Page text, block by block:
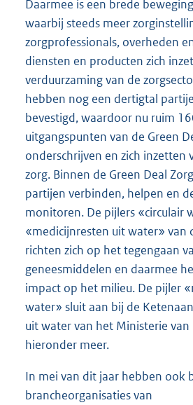
Daarmee is een brede
waarbij steeds meer
zorgprofessionals, overheden
diensten en producten zich
verduurzaming van de
hebben nog een dertigtal
bevestigd, waardoor nu ruim
uitgangspunten van de Green
onderschrijven en zich inzetten
zorg. Binnen de Green Deal
partijen verbinden, helpen en
monitoren. De pijlers «circulair
«medicijnresten uit water» van
richten zich op het tegengaan
geneesmiddelen en daarmee
impact op het milieu. De pijler
water» sluit aan bij de
uit water van het Ministerie van
hieronder meer.
In mei van dit jaar hebben ook
brancheorganisaties van